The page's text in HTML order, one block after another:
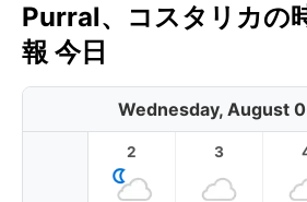
Purral、コスタリカの
報 今日
Wednesday, August
2 3